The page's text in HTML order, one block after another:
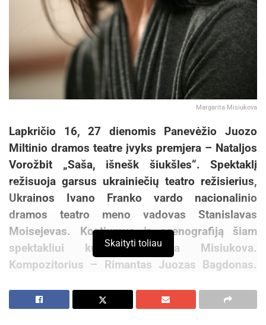
Margarita Misiukova
Lapkričio 16, 27 dienomis Panevėžio Juozo
Miltinio dramos teatre įvyks premjera – Nataljos
Vorožbit „Saša, išnešk šiukšles“. Spektaklį
režisuoja garsus ukrainiečių teatro režisierius,
Ukrainos Ivano Franko vardo nacionalinio
dramos teatro meno vadovas Stanislavas
Moisejevas. Kostiumus ir scenografiją šiam
spektakliui kuria Margarita Misiukova.
Kompozitorius – Rimantas Juozas Bagdonas.
Jolita Skukauskaitė-Vaišnienė.
Skaityti toliau